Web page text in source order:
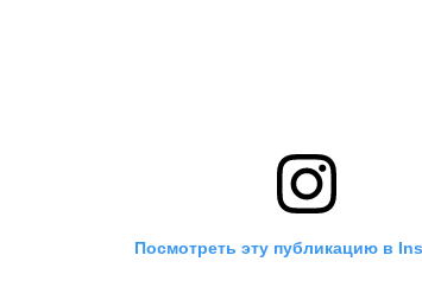
Посмотреть эту публикацию в